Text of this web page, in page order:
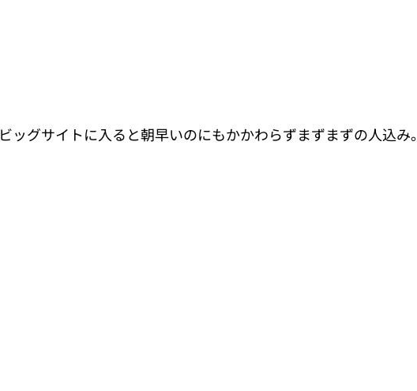
ビッグサイトに入ると朝早いのにもかかわらずまずまずの人込み。